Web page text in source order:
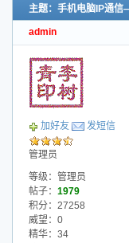
新的主题
投票帖
交易帖
小字报
主题：手机电脑IP通
admin
加好友 发短信
管理员
等级：管理员
帖子： 1979
积分：27258
威望：0
精华：34